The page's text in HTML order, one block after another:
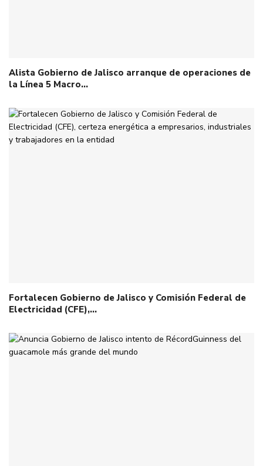
Alista Gobierno de Jalisco arranque de operaciones de
la Línea 5 Macro…
Fortalecen Gobierno de Jalisco y Comisión Federal de
Electricidad (CFE),…